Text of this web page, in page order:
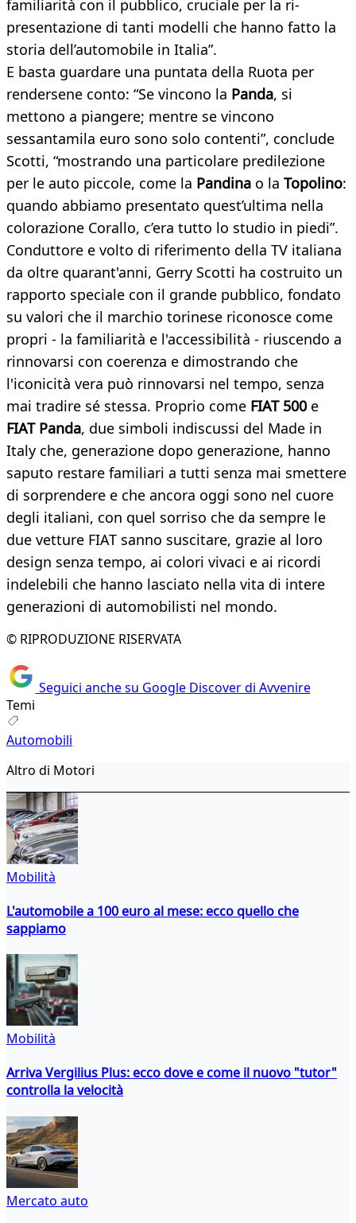
familiarità con il pubblico, cruciale per la ri-
presentazione di tanti modelli che hanno fatto la
storia dell’automobile in Italia”.
E basta guardare una puntata della Ruota per
rendersene conto: “Se vincono la Panda, si
mettono a piangere; mentre se vincono
sessantamila euro sono solo contenti”, conclude
Scotti, “mostrando una particolare predilezione
per le auto piccole, come la Pandina o la Topolino:
quando abbiamo presentato quest’ultima nella
colorazione Corallo, c’era tutto lo studio in piedi”.
Conduttore e volto di riferimento della TV italiana
da oltre quarant'anni, Gerry Scotti ha costruito un
rapporto speciale con il grande pubblico, fondato
su valori che il marchio torinese riconosce come
propri - la familiarità e l'accessibilità - riuscendo a
rinnovarsi con coerenza e dimostrando che
l'iconicità vera può rinnovarsi nel tempo, senza
mai tradire sé stessa. Proprio come FIAT 500e
FIAT Panda, due simboli indiscussi del Made in
Italy che, generazione dopo generazione, hanno
saputo restare familiari a tutti senza mai smettere
di sorprendere e che ancora oggi sono nel cuore
degli italiani, con quel sorriso che da sempre le
due vetture FIAT sanno suscitare, grazie al loro
design senza tempo, ai colori vivaci e ai ricordi
indelebili che hanno lasciato nella vita di intere
generazioni di automobilisti nel mondo.
© RIPRODUZIONE RISERVATA
Seguici anche su Google Discover di Avvenire
Temi
Automobili
Altro di Motori
Mobilità
L'automobile a 100 euro al mese: ecco quello che
sappiamo
Mobilità
Arriva Vergilius Plus: ecco dove e come il nuovo "tutor"
controlla la velocità
Mercato auto